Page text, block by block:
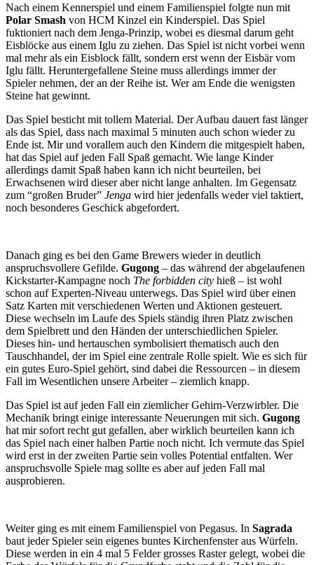
Nach einem Kennerspiel und einem Familienspiel folgte nun mit
Polar Smash von HCM Kinzel ein Kinderspiel. Das Spiel
fuktioniert nach dem Jenga-Prinzip, wobei es diesmal darum geht
Eisblöcke aus einem Iglu zu ziehen. Das Spiel ist nicht vorbei wenn
mal mehr als ein Eisblock fällt, sondern erst wenn der Eisbär vom
Iglu fällt. Heruntergefallene Steine muss allerdings immer der
Spieler nehmen, der an der Reihe ist. Wer am Ende die wenigsten
Steine hat gewinnt.
Das Spiel besticht mit tollem Material. Der Aufbau dauert fast länger
als das Spiel, dass nach maximal 5 minuten auch schon wieder zu
Ende ist. Mir und vorallem auch den Kindern die mitgespielt haben,
hat das Spiel auf jeden Fall Spaß gemacht. Wie lange Kinder
allerdings damit Spaß haben kann ich nicht beurteilen, bei
Erwachsenen wird dieser aber nicht lange anhalten. Im Gegensatz
zum “großen Bruder” Jenga wird hier jedenfalls weder viel taktiert,
noch besonderes Geschick abgefordert.
Danach ging es bei den Game Brewers wieder in deutlich
anspruchsvollere Gefilde. Gugong – das während der abgelaufenen
Kickstarter-Kampagne noch The forbidden city hieß – ist wohl
schon auf Experten-Niveau unterwegs. Das Spiel wird über einen
Satz Karten mit verschiedenen Werten und Aktionen gesteuert.
Diese wechseln im Laufe des Spiels ständig ihren Platz zwischen
dem Spielbrett und den Händen der unterschiedlichen Spieler.
Dieses hin- und hertauschen symbolisiert thematisch auch den
Tauschhandel, der im Spiel eine zentrale Rolle spielt. Wie es sich für
ein gutes Euro-Spiel gehört, sind dabei die Ressourcen – in diesem
Fall im Wesentlichen unsere Arbeiter – ziemlich knapp.
Das Spiel ist auf jeden Fall ein ziemlicher Gehirn-Verzwirbler. Die
Mechanik bringt einige interessante Neuerungen mit sich. Gugong
hat mir sofort recht gut gefallen, aber wirklich beurteilen kann ich
das Spiel nach einer halben Partie noch nicht. Ich vermute das Spiel
wird erst in der zweiten Partie sein volles Potential entfalten. Wer
anspruchsvolle Spiele mag sollte es aber auf jeden Fall mal
ausprobieren.
Weiter ging es mit einem Familienspiel von Pegasus. In Sagrada
baut jeder Spieler sein eigenes buntes Kirchenfenster aus Würfeln.
Diese werden in ein 4 mal 5 Felder grosses Raster gelegt, wobei die